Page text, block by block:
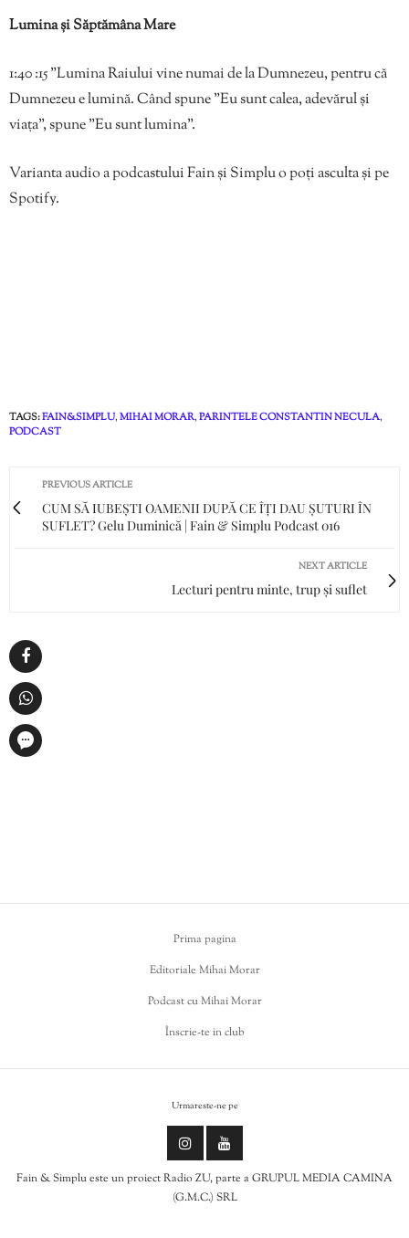
Lumina și Săptămâna Mare
1:40 :15 ”Lumina Raiului vine numai de la Dumnezeu, pentru că
Dumnezeu e lumină. Când spune ”Eu sunt calea, adevărul și
viața”, spune ”Eu sunt lumina”.
Varianta audio a podcastului Fain și Simplu o poți asculta și pe
Spotify.
TAGS:FAIN&SIMPLU,MIHAI MORAR,PARINTELE CONSTANTIN NECULA,
PODCAST
PREVIOUS ARTICLE
CUM SĂ IUBEȘTI OAMENII DUPĂ CE ÎȚI DAU ȘUTURI ÎN
SUFLET? Gelu Duminică | Fain & Simplu Podcast 016
NEXT ARTICLE
Lecturi pentru minte, trup și suflet
Prima pagina
Editoriale Mihai Morar
Podcast cu Mihai Morar
Înscrie-te in club
Urmareste-ne pe
Fain & Simplu este un proiect Radio ZU, parte a GRUPUL MEDIA CAMINA
(G.M.C.) SRL